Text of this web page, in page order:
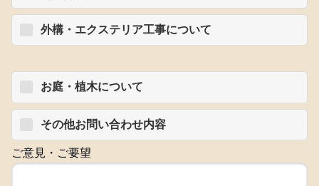
外構・エクステリア工事について
お庭・植木について
その他お問い合わせ内容
ご意見・ご要望